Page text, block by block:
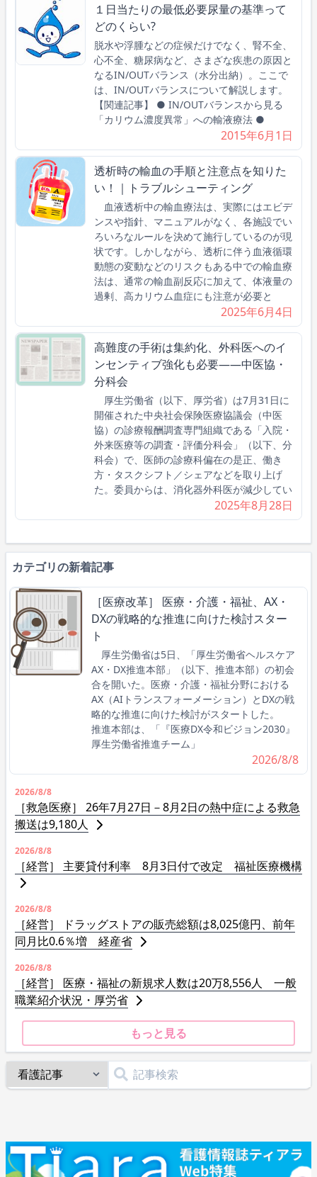
１日当たりの最低必要尿量の基準って
どのくらい?
脱水や浮腫などの症候だけでなく、腎不全、
心不全、糖尿病など、さまざな疾患の原因と
なるIN/OUTバランス（水分出納）。ここで
は、IN/OUTバランスについて解説します。
【関連記事】 ● IN/OUTバランスから見る
「カリウム濃度異常」への輸液療法 ●
2015年6月1日
透析時の輸血の手順と注意点を知りた
い！｜トラブルシューティング
血液透析中の輸血療法は、実際にはエビデ
ンスや指針、マニュアルがなく、各施設でい
ろいろなルールを決めて施行しているのが現
状です。しかしながら、透析に伴う血液循環
動態の変動などのリスクもある中での輸血療
法は、通常の輸血副反応に加えて、体液量の
過剰、高カリウム血症にも注意が必要と
2025年6月4日
高難度の手術は集約化、外科医へのイ
ンセンティブ強化も必要――中医協・
分科会
厚生労働省（以下、厚労省）は7月31日に
開催された中央社会保険医療協議会（中医
協）の診療報酬調査専門組織である「入院・
外来医療等の調査・評価分科会」（以下、分
科会）で、医師の診療科偏在の是正、働き
方・タスクシフト／シェアなどを取り上げ
た。委員からは、消化器外科医が減少してい
2025年8月28日
カテゴリの新着記事
［医療改革］ 医療・介護・福祉、AX・
DXの戦略的な推進に向けた検討スター
ト
厚生労働省は5日、「厚生労働省ヘルスケア
AX・DX推進本部」（以下、推進本部）の初会
合を開いた。医療・介護・福祉分野における
AX（AIトランスフォーメーション）とDXの戦
略的な推進に向けた検討がスタートした。
推進本部は、「『医療DX令和ビジョン2030』
厚生労働省推進チーム」
2026/8/8
2026/8/8
［救急医療］ 26年7月27日－8月2日の熱中症による救急
搬送は9,180人
2026/8/8
［経営］ 主要貸付利率 8月3日付で改定 福祉医療機構
2026/8/8
［経営］ ドラッグストアの販売総額は8,025億円、前年
同月比0.6％増 経産省
2026/8/8
［経営］ 医療・福祉の新規求人数は20万8,556人 一般
職業紹介状況・厚労省
もっと見る